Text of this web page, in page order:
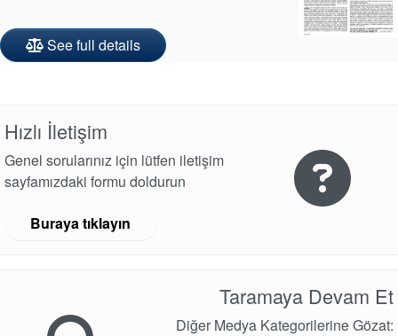
Konumlar
Sürdürülebilirlik
See full details
Hızlı İletişim
Genel sorularınız için lütfen iletişim
sayfamızdaki formu doldurun
Buraya tıklayın
Taramaya Devam Et
Diğer Medya Kategorilerine Gözat: